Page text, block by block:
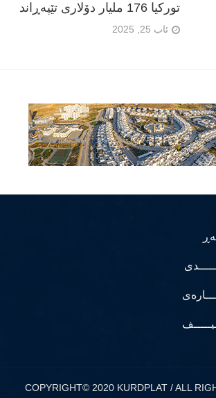
تورکیا 176 ملیار دۆلاری تێپەڕاند
ئاب 25, 2025
COPYRIGHT© 2020 KURDPLAT / ALL